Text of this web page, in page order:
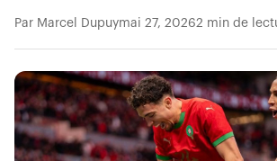
Par Marcel Dupuymai 27, 20262 min de